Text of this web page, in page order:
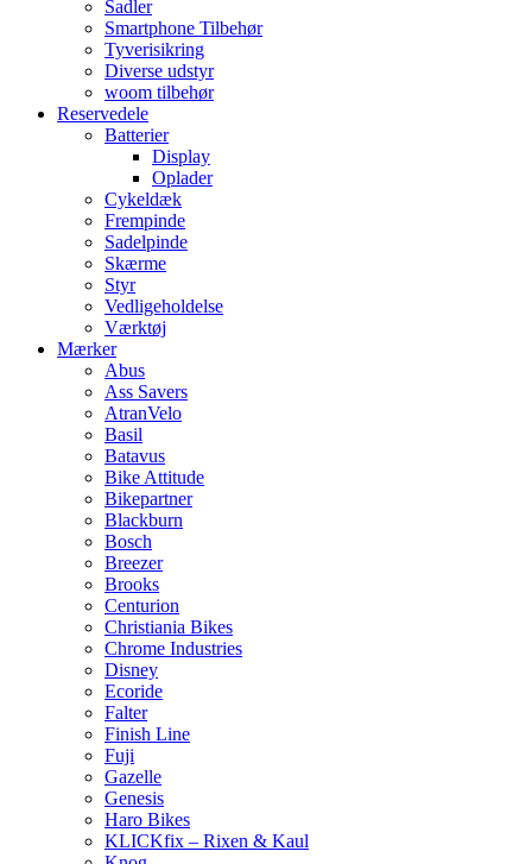
Sadler
Smartphone Tilbehør
Tyverisikring
Diverse udstyr
woom tilbehør
Reservedele
Batterier
Display
Oplader
Cykeldæk
Frempinde
Sadelpinde
Skærme
Styr
Vedligeholdelse
Værktøj
Mærker
Abus
Ass Savers
AtranVelo
Basil
Batavus
Bike Attitude
Bikepartner
Blackburn
Bosch
Breezer
Brooks
Centurion
Christiania Bikes
Chrome Industries
Disney
Ecoride
Falter
Finish Line
Fuji
Gazelle
Genesis
Haro Bikes
KLICKfix – Rixen & Kaul